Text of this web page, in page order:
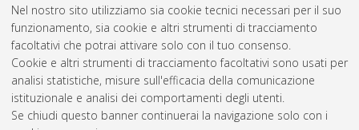
Nel nostro sito utilizziamo sia cookie tecnici necessari per il suo
funzionamento, sia cookie e altri strumenti di tracciamento
facoltativi che potrai attivare solo con il tuo consenso.
Cookie e altri strumenti di tracciamento facoltativi sono usati per
analisi statistiche, misure sull'efficacia della comunicazione
istituzionale e analisi dei comportamenti degli utenti.
Se chiudi questo banner continuerai la navigazione solo con i
dell'Accademia. [Laurea specialistica a ciclo unico], Università
di Bologna, Corso di Studio inArchitettura [TU-DM509] -
Cesena, Documento ad accesso riservato.
Questa lista e' stata generata ilSat Aug 8 08:43:25 2026
CEST